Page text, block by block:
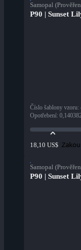
Samopal
P90 | Sunset
Číslo šablony vzoru:
Opotřebení:
18,10 US$
Samopal
P90 | Sunset